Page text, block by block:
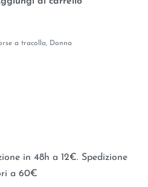
a tracolla, Donna
in 48h a 12€. Spedizione
a 60€